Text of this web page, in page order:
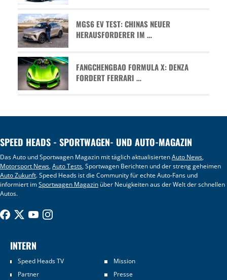
MGS6 EV TEST: CHINAS NEUER
HERAUSFORDERER IM …
FANGCHENGBAO FORMULA X: DENZA
FORDERT FERRARI …
SPEED HEADS - SPORTWAGEN- UND AUTO-MAGAZIN
Das Auto und Sportwagen Magazin mit täglich aktualisiertenAuto News,
Motorsport News,Auto Tests, Sportwagen Berichten und der streng geheimen
Auto Zukunft. Speed Heads ist die Community für echte Auto-Fans und
informiert imSportwagen Magazin über Neuigkeiten aus der Welt der schnellen
Autos.
INTERN
Speed Heads TV
Mission
Partner
Presse